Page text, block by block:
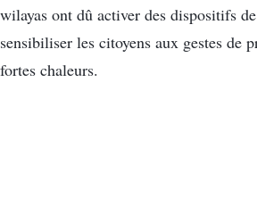
wilayas ont dû activer des dispositifs
sensibiliser les citoyens aux gestes de
fortes chaleurs.